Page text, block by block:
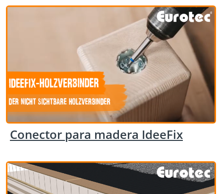
Conector para madera IdeeFix